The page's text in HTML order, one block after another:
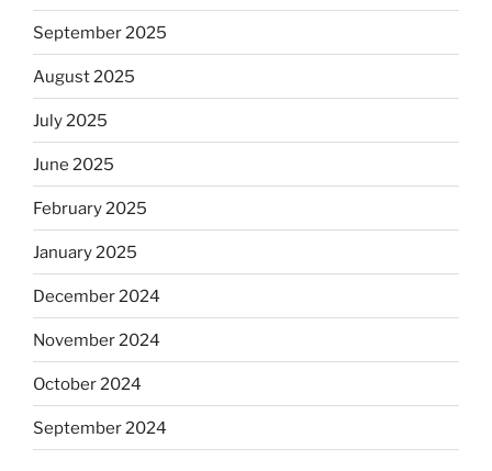
September 2025
August 2025
July 2025
June 2025
February 2025
January 2025
December 2024
November 2024
October 2024
September 2024